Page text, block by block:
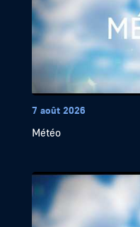
7 août 2026
Météo